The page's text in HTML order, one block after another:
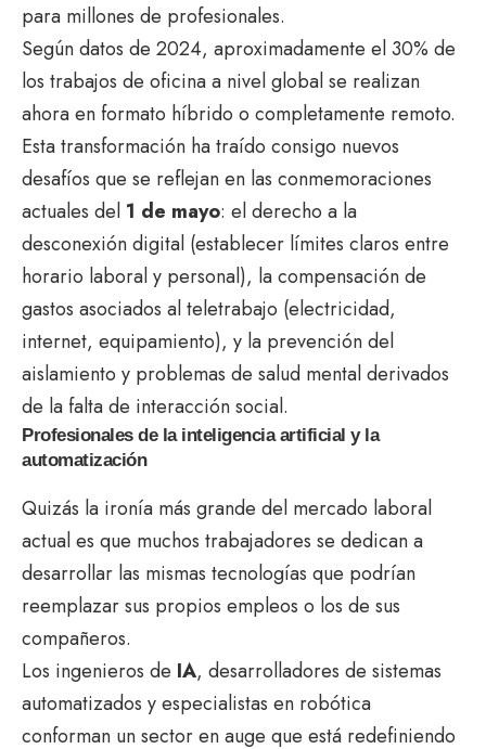
para millones de profesionales.
Según datos de 2024, aproximadamente el 30% de
los trabajos de oficina a nivel global se realizan
ahora en formato híbrido o completamente remoto.
Esta transformación ha traído consigo nuevos
desafíos que se reflejan en las conmemoraciones
actuales del 1 de mayo: el derecho a la
desconexión digital (establecer límites claros entre
horario laboral y personal), la compensación de
gastos asociados al teletrabajo (electricidad,
internet, equipamiento), y la prevención del
aislamiento y problemas de salud mental derivados
de la falta de interacción social.
Profesionales de la inteligencia artificial y la
automatización
Quizás la ironía más grande del mercado laboral
actual es que muchos trabajadores se dedican a
desarrollar las mismas tecnologías que podrían
reemplazar sus propios empleos o los de sus
compañeros.
Los ingenieros de IA, desarrolladores de sistemas
automatizados y especialistas en robótica
conforman un sector en auge que está redefiniendo